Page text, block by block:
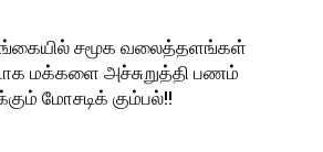
சமூக வலைத்தளங்கள்
மக்களை அச்சுறுத்தி பணம்
மோசடிக் கும்பல்!!